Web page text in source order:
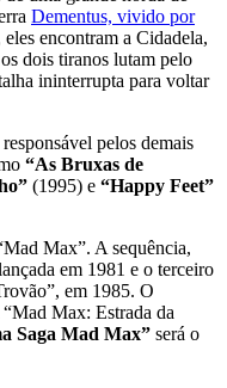
Dementus, vivido por
encontram a Cidadela,
dois tiranos lutam pelo
ininterrupta para voltar
responsável pelos demais
“As Bruxas de
(1995) e “Happy Feet”
Max”. A sequência,
em 1981 e o terceiro
em 1985. O
Max: Estrada da
Saga Mad Max” será o